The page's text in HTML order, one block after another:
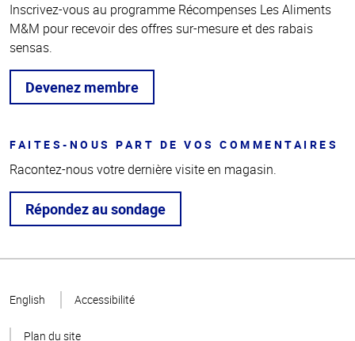
Inscrivez-vous au programme Récompenses Les Aliments
M&M pour recevoir des offres sur-mesure et des rabais
sensas.
Devenez membre
FAITES-NOUS PART DE VOS COMMENTAIRES
Racontez-nous votre dernière visite en magasin.
Répondez au sondage
page
English Accessibilité
Plan du site